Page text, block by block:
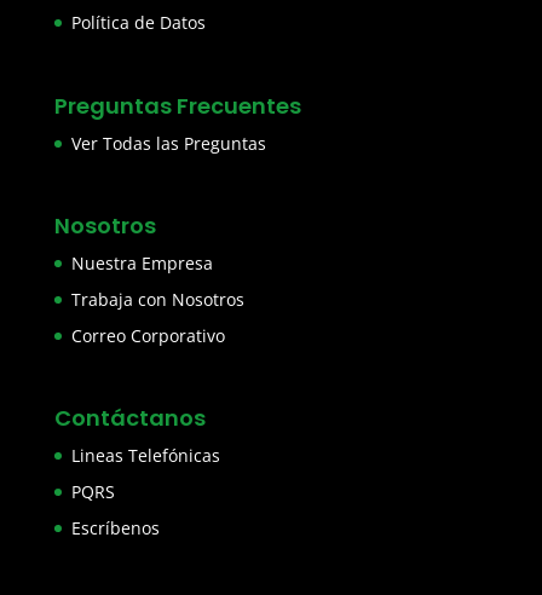
Política de Datos
Preguntas Frecuentes
Ver Todas las Preguntas
Nosotros
Nuestra Empresa
Trabaja con Nosotros
Correo Corporativo
Contáctanos
Lineas Telefónicas
PQRS
Escríbenos